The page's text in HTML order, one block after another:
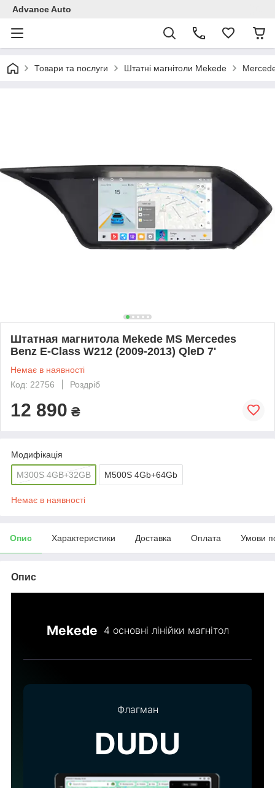
Advance Auto
Товари та послуги Штатні магнітоли Mekede
Штатная магнитола Mekede MS Mercedes
Benz E-Class W212 (2009-2013) QleD 7'
Немає в наявності
Код: 22756
Роздріб
12 890 ₴
Модифікація
M300S 4GB+32GB M500S 4Gb+64Gb
Немає в наявності
Опис Характеристики Доставка Оплата Умови
Опис
Mekede 4 основні лінійки магнітол
Флагман
DUDU